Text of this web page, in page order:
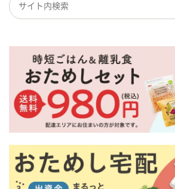
検索キーワード入力